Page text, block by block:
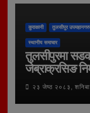
कुराकानी तुलसीपुर
स्थानीय समाचार
तुलसीपुरमा
जेब्राक्रसिङ
२३ जेष्ठ २०८३,